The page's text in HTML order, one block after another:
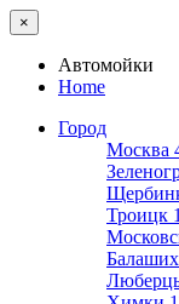
×
Автомойки
Home
Город
Москва
Троицк